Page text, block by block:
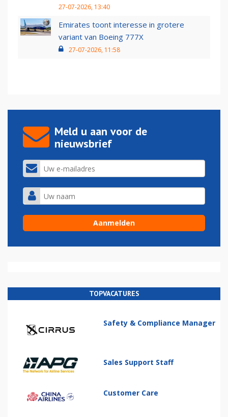
27-07-2026, 13:40
Emirates toont interesse in grotere
variant van Boeing 777X
27-07-2026, 11:58
Meld u aan voor de
nieuwsbrief
TOPVACATURES
Safety & Compliance Manager
Sales Support Staff
Customer Care